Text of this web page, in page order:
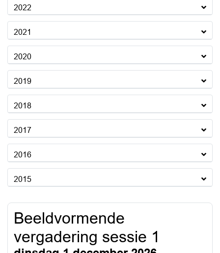
2022
2021
2020
2019
2018
2017
2016
2015
Beeldvormende
vergadering sessie 1